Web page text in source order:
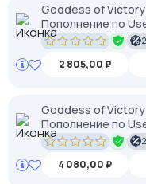
Goddess of
Пополнение по
2 805,00 ₽
Goddess of
Пополнение по
4 080,00 ₽